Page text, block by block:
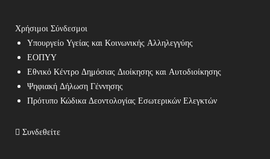
Χρήσιμοι Σύνδεσμοι
Υπουργείο Υγείας και Κοινωνικής Αλληλεγγύης
ΕΟΠΥΥ
Εθνικό Κέντρο Δημόσιας Διοίκησης και Αυτοδιοίκησης
Ψηφιακή Δήλωση Γέννησης
Πρότυπο Κώδικα Δεοντολογίας Εσωτερικών Ελεγκτών
Συνδεθείτε